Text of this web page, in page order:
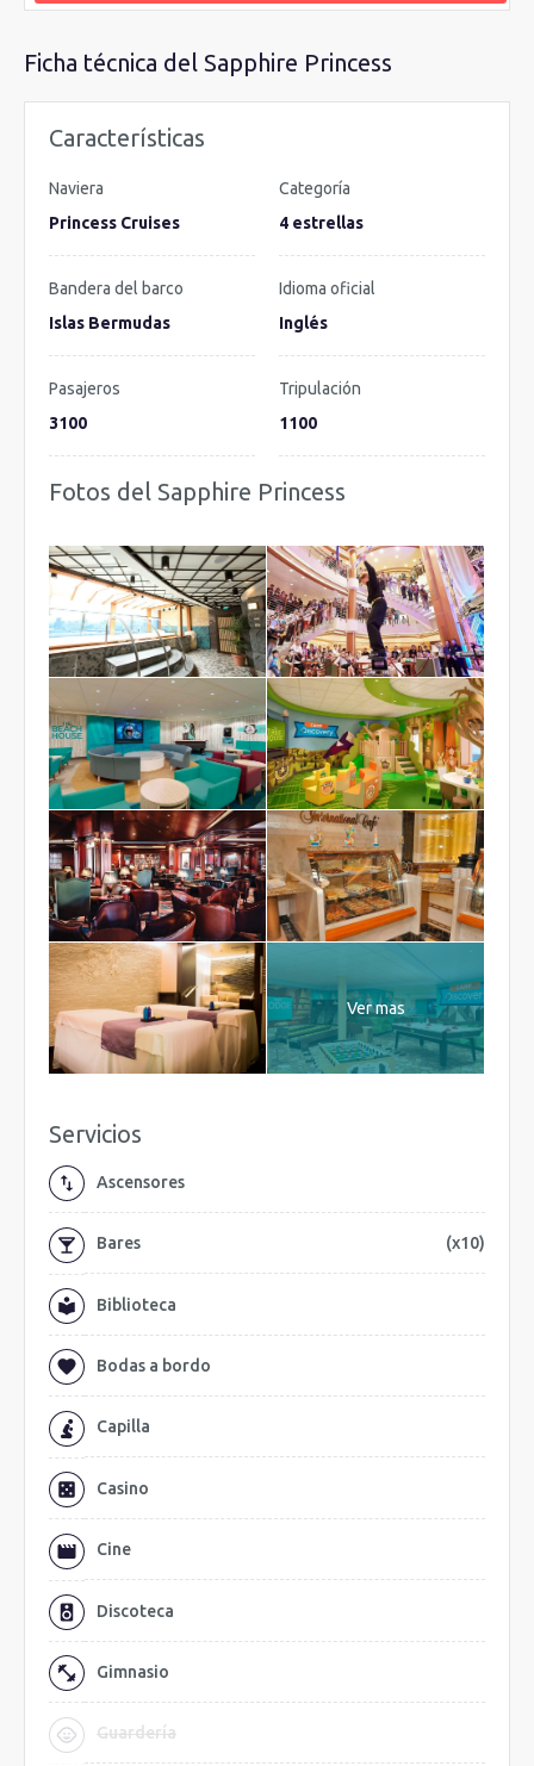
Ficha técnica del Sapphire Princess
Características
Naviera
Princess Cruises
Categoría
4 estrellas
Bandera del barco
Islas Bermudas
Idioma oficial
Inglés
Pasajeros
3100
Tripulación
1100
Fotos del Sapphire Princess
Ver mas
Servicios
Ascensores
Bares (x10)
Biblioteca
Bodas a bordo
Capilla
Casino
Cine
Discoteca
Gimnasio
Guardería